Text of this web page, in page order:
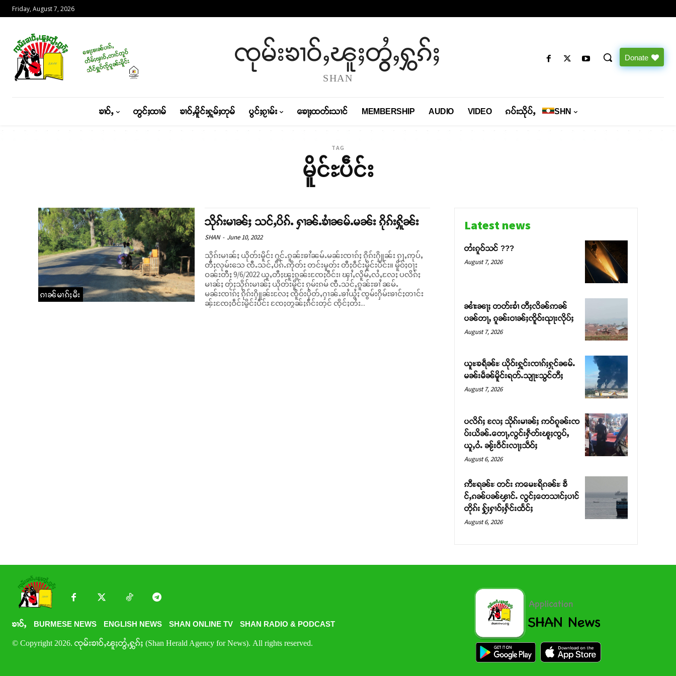
Friday, August 7, 2026
ၸုမ်းၶၢဝ်ႇၽူႈတွႆႇႁွၵ်ႈ
SHAN
Donate
ၶၢဝ်ႇ တွင်ႈထၢမ် ၶၢဝ်ႇမိူင်းႁူမ်ႈတုမ် ပွင်ႈၵႂၢမ်း ၶေႃႈထတ်းသၢင် MEMBERSHIP AUDIO VIDEO ၵပ်းသိုပ်ႇ SHN
TAG
မိူင်ႊပဵင်း
ၵၢၼ်မၢၵ်ႈမီး
သိုၵ်းမၢၼ်ႈ သင်ႇပိၵ်ႉ ႁၢၼ်ႉၶၢႆၼမ်ႉမၼ်း ၵိုၵ်းႁိူၼ်း
SHAN - June 10, 2022
သိုၵ်းမၢၼ်ႈ ယိုတ်းမိူင်း ႁွင်ႉၵူၼ်းၶၢႆၼမ်ႉမၼ်းၸၢၵ်ႈ ၵိုၵ်းႁိူၼ်း ၵႂႃႇဢုပ်ႇ
တီႈလုမ်းသေ ၸီႉသင်ႇပိၵ်ႉဢိုတ်း တင်းမူတ်း တီႈဝဵင်းမိူင်းပဵင်း။ မိူဝ်ႈဝႃး
ဝၼ်းတီႈ 9/6/2022 ယူႇတီႈၽူႈၵွၼ်းၸႄႈဝဵင်း၊ ၾၢႆႇလိူမ်ႇလႆႇလႄႈ ပလိၵ်ႈ
မၢၼ်ႈ တႂ်ႈသိုၵ်းမၢၼ်ႈ ယိုတ်းမိူင်း ၵုမ်းၵမ် ၸီႉသင်ႇၵူၼ်းၶၢႆ ၼမ်ႉ
မၼ်းၸၢၵ်ႈ ၵိုၵ်းႁိူၼ်းလႄႈ ၸိူဝ်းပိုတ်ႇႁၢၼ်ႉၶၢႆယွႆႈ ၸွမ်းႁိမ်းၶၢင်ႈတၢင်း
ၼႂ်းၸႄႈဝဵင်းမိူင်းပဵင်း ၸႄႈတွၼ်ႈၵဵင်းတုင် ၸိုင်ႈတႆး...
Latest news
တႆးၵူဝ်သင် ???
August 7, 2026
ၼၢႆးၼႃႈ တတ်းၶၢႆ တီႈလိၼ်ဢၼ်
ပၼ်တႃႇ ၵူၼ်းဝၢၼ်ႈၸိူဝ်းၺႃးလိုပ်ႈ
August 7, 2026
ယူႊၶရဵၼ်ႊ ယိုဝ်းႁူင်းၸၢၵ်ႈႁုင်ၼမ်ႉ
မၼ်းမဵၼ်မိူင်းရတ်ႉသျႃႊသွင်တီႈ
August 7, 2026
ပလိၵ်ႈ လႄႈ သိုၵ်းမၢၼ်ႈ ဢဝ်ၵူၼ်းၸ
ပ်းယိၼ်ႉတေႃႇလွင်းႁဵတ်းၽူႈၸွပ်ႇ
ယူႇဝႆႉ ၼႂ်းဝဵင်းလႃႈသဵဝ်ႈ
August 6, 2026
ဢီႊရၼ်ႊ တင်း ဢမေႊရိၵၼ်ႊ ၶဵ
င်ႇၵၼ်ပၼ်ၾၢင်ႉ လွင်ႈတေသၢင်ႈပၢင်
တိုၵ်း ႁႂ်ႈႁၢဝ်ႈႁႅင်းထႅင်ႈ
August 6, 2026
ၶၢဝ်ႇ BURMESE NEWS ENGLISH NEWS SHAN ONLINE TV SHAN RADIO & PODCAST
© Copyright 2026. ၸုမ်းၶၢဝ်ႇၽူႈတွႆႇႁွၵ်ႈ (Shan Herald Agency for News). All rights reserved.